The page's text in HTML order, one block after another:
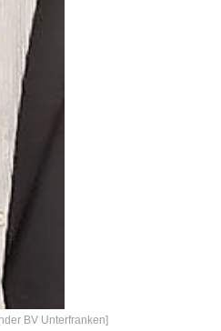
BV Unterfranken]